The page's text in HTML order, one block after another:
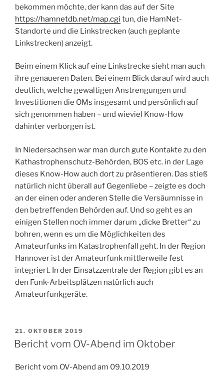
bekommen möchte, der kann das auf der Site
https://hamnetdb.net/map.cgi tun, die HamNet-
Standorte und die Linkstrecken (auch geplante
Linkstrecken) anzeigt.
Beim einem Klick auf eine Linkstrecke sieht man auch
ihre genaueren Daten. Bei einem Blick darauf wird auch
deutlich, welche gewaltigen Anstrengungen und
Investitionen die OMs insgesamt und persönlich auf
sich genommen haben – und wieviel Know-How
dahinter verborgen ist.
In Niedersachsen war man durch gute Kontakte zu den
Kathastrophenschutz-Behörden, BOS etc. in der Lage
dieses Know-How auch dort zu präsentieren. Das stieß
natürlich nicht überall auf Gegenliebe – zeigte es doch
an der einen oder anderen Stelle die Versäumnisse in
den betreffenden Behörden auf. Und so geht es an
einigen Stellen noch immer darum „dicke Bretter“ zu
bohren, wenn es um die Möglichkeiten des
Amateurfunks im Katastrophenfall geht. In der Region
Hannover ist der Amateurfunk mittlerweile fest
integriert. In der Einsatzzentrale der Region gibt es an
den Funk-Arbeitsplätzen natürlich auch
Amateurfunkgeräte.
VERÖFFENTLICHT
AM
21. OKTOBER 2019
Bericht vom OV-Abend im Oktober
Bericht vom OV-Abend am 09.10.2019